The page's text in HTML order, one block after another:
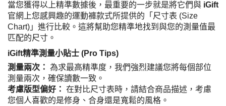
當您獲得以上精準數據後，最重要的一步就是將它們與 iGift
官網上您感興趣的運動褲款式所提供的「尺寸表 (Size
Chart)」進行比較。這將幫助您精準地找到與您的測量值最
匹配的尺寸。
iGift精準測量小貼士 (Pro Tips)
測量兩次： 為求最高精準度，我們強烈建議您將每個部位
測量兩次，確保讀數一致。
考慮版型偏好： 在對比尺寸表時，請結合商品描述，考慮
您個人喜歡的是修身、合身還是寬鬆的風格。